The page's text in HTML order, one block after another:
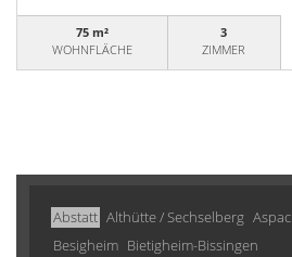
75 m²
WOHNFLÄCHE
3
ZIMMER
Abstatt Althütte / Sechselberg
Besigheim Bietigheim-Bissingen